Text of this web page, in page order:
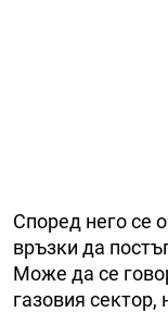
Според него се
връзки да
Може да се
газовия